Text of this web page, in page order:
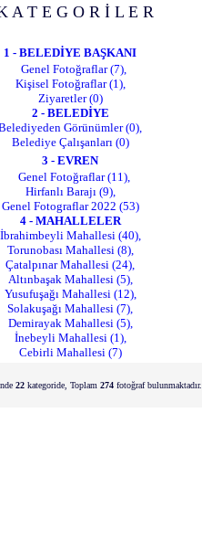
A T E G O R İ L E R
1 - BELEDİYE BAŞKANI
Genel Fotoğraflar(7),
Kişisel Fotoğraflar(1),
Ziyaretler(0)
2 - BELEDİYE
Görünümler(0),
Belediye Çalışanları(0)
3 - EVREN
Genel Fotoğraflar(11),
Hirfanlı Barajı(9),
Genel Fotograflar 2022 (53)
4 - MAHALLELER
İbrahimbeyli Mahallesi(40),
Torunobası Mahallesi(8),
Çatalpınar Mahallesi (24),
Altınbaşak Mahallesi(5),
Yusufuşağı Mahallesi(12),
Solakuşağı Mahallesi (7),
Demirayak Mahallesi(5),
İnebeyli Mahallesi(1),
Cebirli Mahallesi(7)
22 kategoride, Toplam 274 fotoğraf bulunmaktadır.